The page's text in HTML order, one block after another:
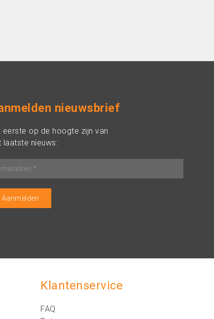
nieuwsbrief
eerste op de hoogte zijn van
laatste nieuws:
Klantenservice
FAQ